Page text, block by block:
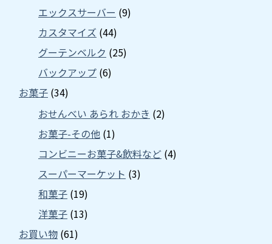
エックスサーバー (9)
カスタマイズ (44)
グーテンベルク (25)
バックアップ (6)
お菓子 (34)
おせんべい あられ おかき (2)
お菓子-その他 (1)
コンビニーお菓子&飲料など (4)
スーパーマーケット (3)
和菓子 (19)
洋菓子 (13)
お買い物 (61)